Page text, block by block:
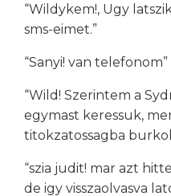
“Wildykem!, Ugy
sms-eimet.”
“Sanyi! van telefonom”
“Wild! Szerintem a
egymast keressuk,
titokzatossagba
“szia judit! mar azt
de igy visszaolvasva